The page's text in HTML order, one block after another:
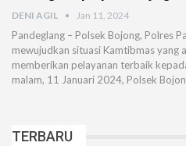
DENI AGIL Jan 11, 2024
Pandeglang – Polsek Bojong, Polres
mewujudkan situasi Kamtibmas yang
memberikan pelayanan terbaik
malam, 11 Januari 2024, Polsek
TERBARU